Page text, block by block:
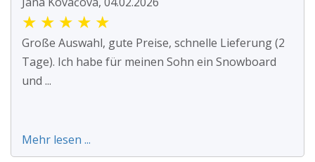
★ ★ ★ ★ ★
Große Auswahl, gute Preise, schnelle Lieferung (2
Tage). Ich habe für meinen Sohn ein Snowboard
und ...
Mehr lesen ...